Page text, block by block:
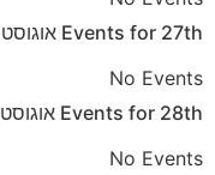
Events for 27th
אוגוסט
No Events
Events for 28th
אוגוסט
No Events